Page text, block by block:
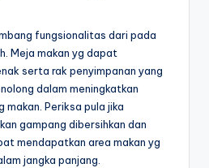
fungsionalitas dari pada
Meja makan yg dapat
serta rak penyimpanan yang
dalam meningkatkan
makan. Periksa pula jika
gampang dibersihkan dan
mendapatkan area makan yg
jangka panjang.